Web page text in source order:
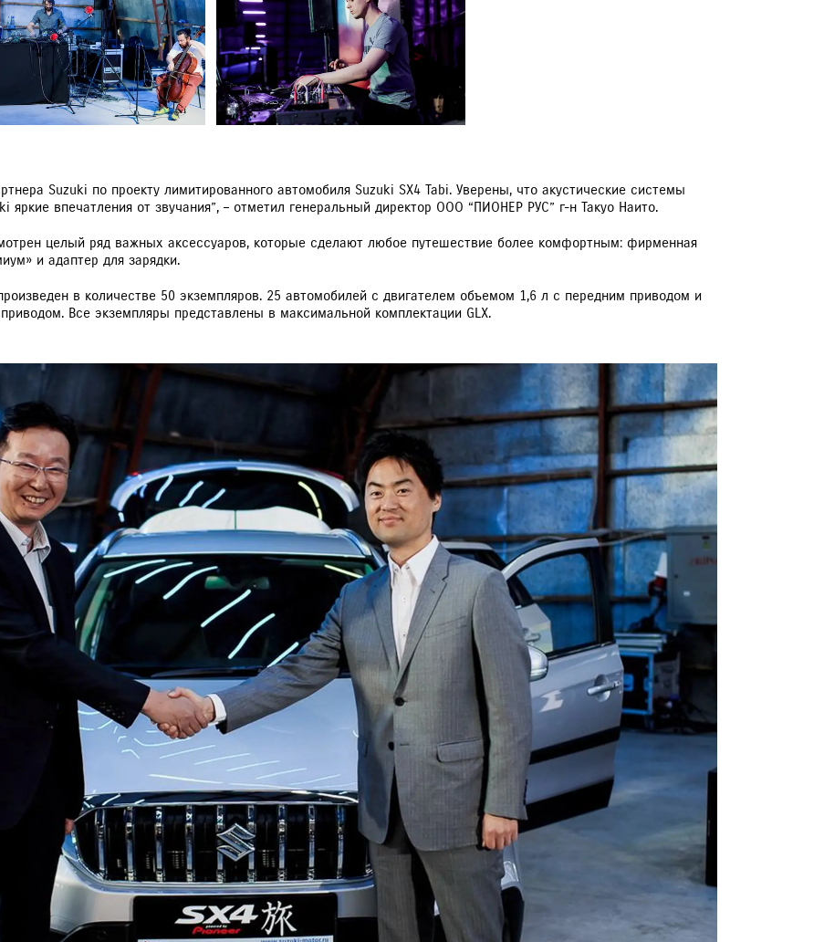
Suzuki по проекту лимитированного автомобиля Suzuki SX4 Tabi. Уверены, что акустические системы
яркие впечатления от звучания”, – отметил генеральный директор ООО “ПИОНЕР РУС” г-н Такуо Наито.
целый ряд важных аксессуаров, которые сделают любое путешествие более комфортным: фирменная
и адаптер для зарядки.
в количестве 50 экземпляров. 25 автомобилей с двигателем объемом 1,6 л с передним приводом и
Все экземпляры представлены в максимальной комплектации GLX.